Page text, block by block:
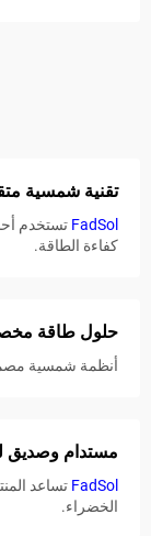
تقنية شمسية
FadSolتستخدم
كفاءة الطاقة.
حلول طاقة
أنظمة شمسية مصممة
مستدام وصديق
FadSolتساعد
الخضراء.